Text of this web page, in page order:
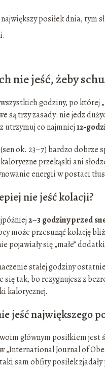
posiłek dnia, tym
nie jeść, żeby
godziny, po której
są trzy zasady: nie jedz
utrzymuj co najmniej
ok. 23–7) bardzo dobrze
przekąski ani
energii w postaci
nie jeść kolacji?
2–3 godziny przed
może przesunąć kolację
pojawiały się „małe”
stałej godziny
się tak, bo rezygnujesz z
kalorycznej.
jeść największego
głównym posiłkiem
Journal of
sam obfity posiłek zjadały